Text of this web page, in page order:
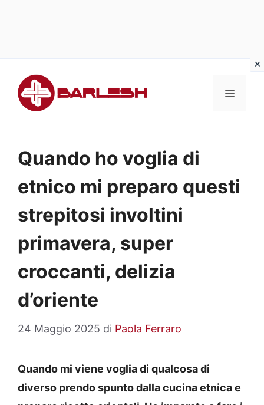
contenuto
MENU
Quando ho voglia di
etnico mi preparo questi
strepitosi involtini
primavera, super
croccanti, delizia
d’oriente
24 Maggio 2025 di Paola Ferraro
Quando mi viene voglia di qualcosa di
diverso prendo spunto dalla cucina etnica e